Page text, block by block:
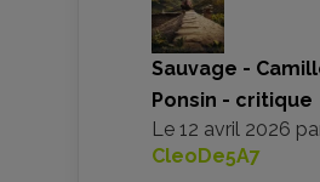
Sauvage -
Ponsin - critique
Le 12 avril 2026
CleoDe5A7